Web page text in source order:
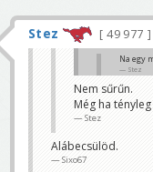
Stez 49 977
Na egy
Stez
Vasquez egy
Sixo67
Nem sűrűn.
Még ha
Stez
Alábecsülöd.
Sixo67